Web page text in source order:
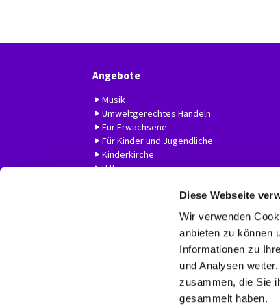
Diese Webseite
Wir verwenden
anbieten zu können
Informationen zu
und Analysen
zusammen, die Sie
gesammelt haben.
Angebote
Musik
Umweltgerechtes Handeln
Für Erwachsene
Für Kinder und Jugendliche
Kinderkirche
Hilfe